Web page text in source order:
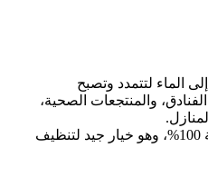
الماء لتتمدد وتصبح
والمنتجعات الصحية،
إنه قابل للتحلل البيولوجي بنسبة 100%، وهو خيار جيد لتنظيف